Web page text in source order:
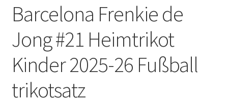
Barcelona Frenkie de
Jong #21 Heimtrikot
Kinder 2025-26 Fußball
trikotsatz